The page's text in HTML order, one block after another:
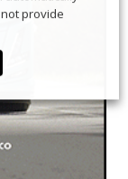
provide